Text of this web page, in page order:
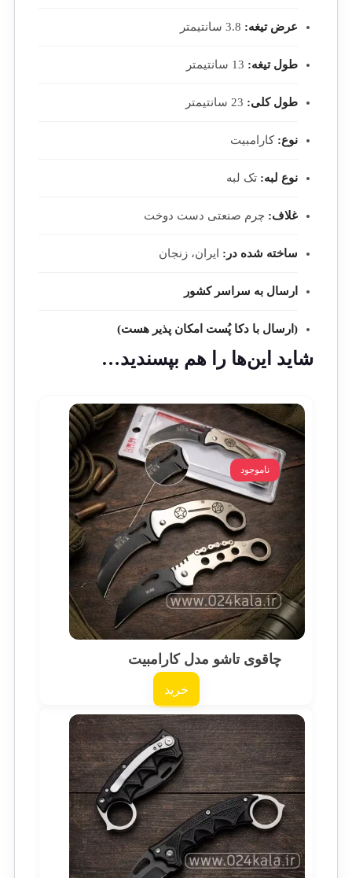
عرض تیغه:
طول تیغه:
طول کلی:
نوع: کارامبیت
نوع لبه: تک لبه
غلاف: چرم صنعتی دست دوخت
ساخته شده در: ایران، زنجان
ارسال به سراسر کشور
(ارسال با دکا پُست امکان پذیر هست)
شاید این‌ها را هم بپسندید…
ناموجود
چاقوی تاشو مدل کارامبیت
خرید